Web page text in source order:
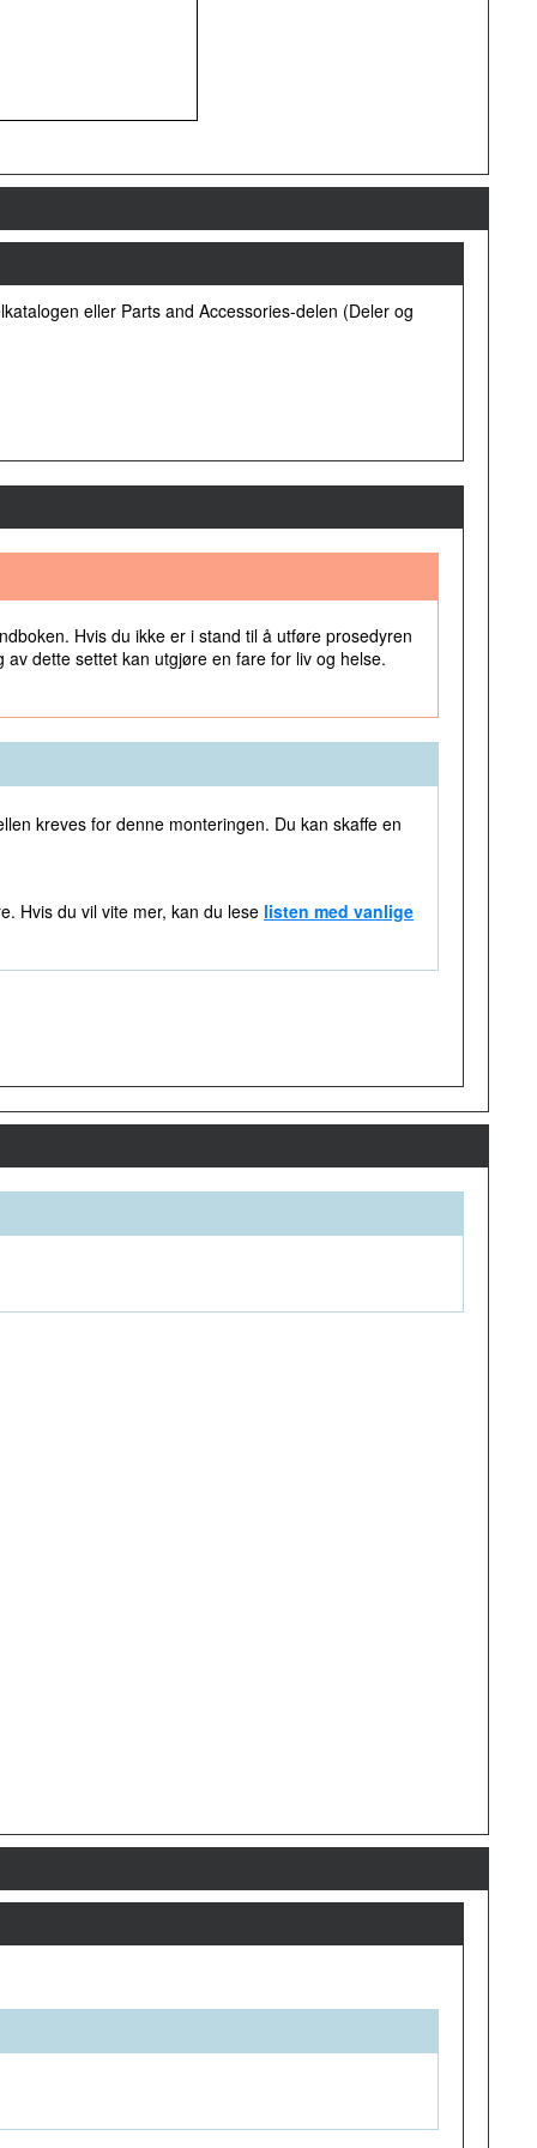
eller Parts and Accessories-delen (Deler og
Hvis du ikke er i stand til å utføre prosedyren
dette settet kan utgjøre en fare for liv og helse.
kreves for denne monteringen. Du kan skaffe en
Hvis du vil vite mer, kan du lese listen med vanlige